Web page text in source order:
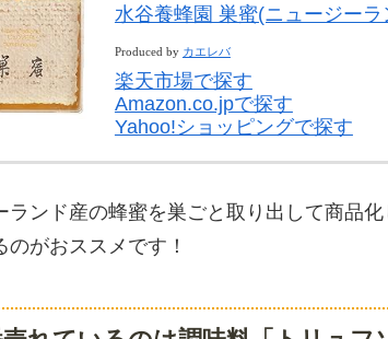
水谷養蜂園 巣蜜(ニュージー
Produced by カエレバ
楽天市場で探す
Amazon.co.jpで探す
Yahoo!ショッピングで探す
ランド産の蜂蜜を巣ごと取り出して商品
のがおススメです！